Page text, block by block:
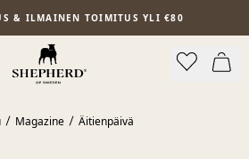
& ILMAINEN TOIMITUS YLI €80
Magazine Äitienpäivä